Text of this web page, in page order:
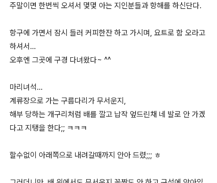
주말이면 한번씩 오셔서 몇몇 아는 지인분들과 항해를 하신단다.
항구에 가면서 잠시 들러 커피한잔 하고 가시며, 요트로 함 오라고
하셔서...
오후엔 그곳에 구경 다녀왔다~ ^^
마리녀석...
계류장으로 가는 구름다리가 무서운지,
해부 당하는 개구리처럼 배를 깔고 납작 엎드린채 네 발로 안 가겠
다고 지탱을 한다;; ㅋㅋㅋ
할수없이 아래쪽으로 내려갈때까지 안아 드렸;;; ㅎ